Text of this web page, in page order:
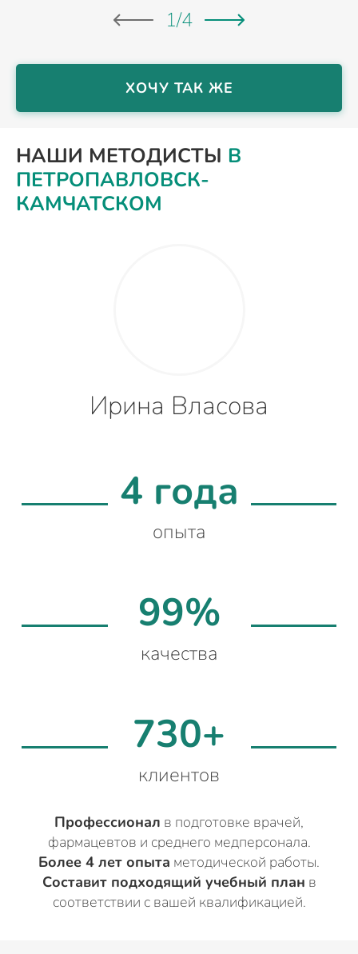
1/4
ХОЧУ ТАК ЖЕ
НАШИ МЕТОДИСТЫ В
ПЕТРОПАВЛОВСК-
КАМЧАТСКОМ
Ирина Власова
4 года
опыта
99%
качества
730+
клиентов
Профессионал в подготовке врачей,
фармацевтов и среднего медперсонала.
Более 4 лет опыта методической работы.
Составит подходящий учебный план в
соответствии с вашей квалификацией.